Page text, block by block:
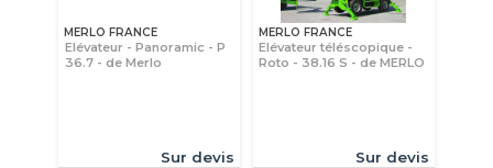
MERLO FRANCE
Elévateur - Panoramic - P
36.7 - de Merlo
Sur devis
MERLO FRANCE
Elévateur téléscopique -
Roto - 38.16 S - de MERLO
Sur devis